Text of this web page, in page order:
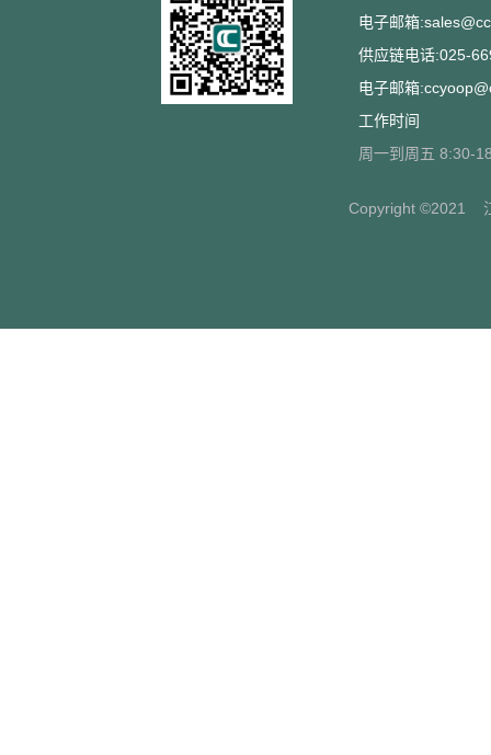
电子邮箱
供应链电话:025-
电子邮箱
工作时间
周一到周五 8:30-
Copyright ©2021